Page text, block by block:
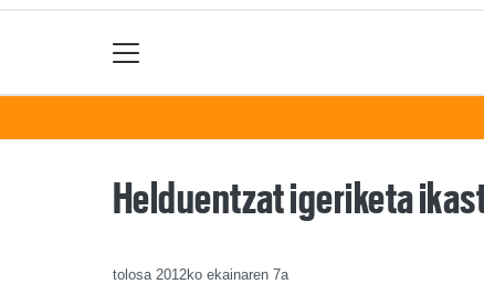
Helduentzat igeriketa
tolosa 2012ko ekainaren 7a